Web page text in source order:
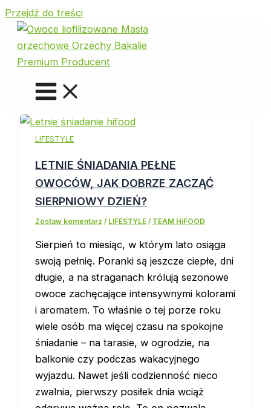
Przejdź do treści
LIFESTYLE
LETNIE ŚNIADANIA PEŁNE
OWOCÓW, JAK DOBRZE ZACZĄĆ
SIERPNIOWY DZIEŃ?
Zostaw komentarz / LIFESTYLE/ TEAM HiFOOD
Sierpień to miesiąc, w którym lato osiąga
swoją pełnię. Poranki są jeszcze ciepłe, dni
długie, a na straganach królują sezonowe
owoce zachęcające intensywnymi kolorami
i aromatem. To właśnie o tej porze roku
wiele osób ma więcej czasu na spokojne
śniadanie – na tarasie, w ogrodzie, na
balkonie czy podczas wakacyjnego
wyjazdu. Nawet jeśli codzienność nieco
zwalnia, pierwszy posiłek dnia wciąż